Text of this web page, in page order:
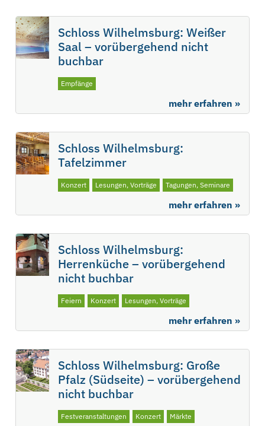
Schloss Wilhelmsburg: Weißer
Saal – vorübergehend nicht
buchbar
Empfänge
mehr erfahren »
Schloss Wilhelmsburg:
Tafelzimmer
Konzert Lesungen, Vorträge Tagungen, Seminare
mehr erfahren »
Schloss Wilhelmsburg:
Herrenküche – vorübergehend
nicht buchbar
Feiern Konzert Lesungen, Vorträge
mehr erfahren »
Schloss Wilhelmsburg: Große
Pfalz (Südseite) – vorübergehend
nicht buchbar
Festveranstaltungen Konzert Märkte